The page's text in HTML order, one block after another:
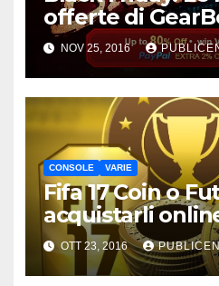
offerte di
NOV 25, 2016
CONSOLE VARIE
Fifa 17 Coin o
acquistarli
OTT 23, 2016